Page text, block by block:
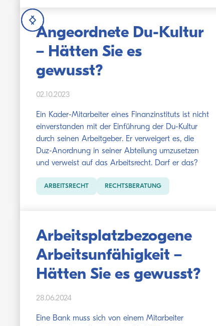
Angeordnete Du-Kultur
– Hätten Sie es
gewusst?
02.10.2023
Ein Kader-Mitarbeiter eines Finanzinstituts ist nicht
einverstanden mit der Einführung der Du-Kultur
durch seinen Arbeitgeber. Er verweigert es, die
Duz-Anordnung in seiner Abteilung umzusetzen
und verweist auf das Arbeitsrecht. Darf er das?
ARBEITSRECHT RECHTSBERATUNG
Arbeitsplatzbezogene
Arbeitsunfähigkeit –
Hätten Sie es gewusst?
28.06.2024
Eine Bank muss sich von einem Mitarbeiter